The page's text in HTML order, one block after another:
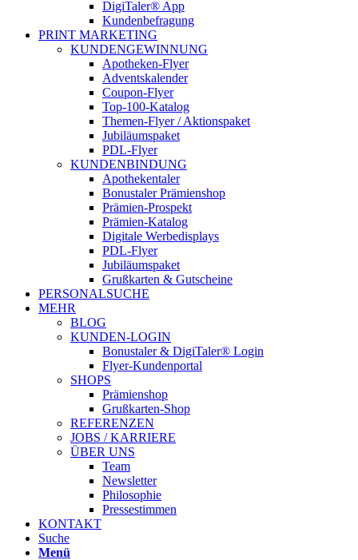
DigiTaler® App
Kundenbefragung
PRINT MARKETING
KUNDENGEWINNUNG
Apotheken-Flyer
Adventskalender
Coupon-Flyer
Top-100-Katalog
Themen-Flyer / Aktionspaket
Jubiläumspaket
PDL-Flyer
KUNDENBINDUNG
Apothekentaler
Bonustaler Prämienshop
Prämien-Prospekt
Prämien-Katalog
Digitale Werbedisplays
PDL-Flyer
Jubiläumspaket
Grußkarten & Gutscheine
PERSONALSUCHE
MEHR
BLOG
KUNDEN-LOGIN
Bonustaler & DigiTaler® Login
Flyer-Kundenportal
SHOPS
Prämienshop
Grußkarten-Shop
REFERENZEN
JOBS / KARRIERE
ÜBER UNS
Team
Newsletter
Philosophie
Pressestimmen
KONTAKT
Suche
Menü